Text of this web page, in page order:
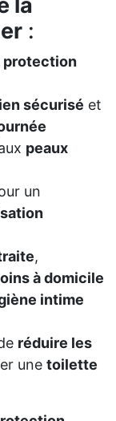
la
:
protection
sécurisé et
peaux
un
,
à domicile
intime
réduire les
une toilette